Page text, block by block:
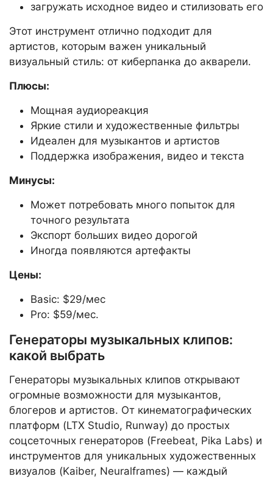
загружать исходное видео и стилизовать его
Этот инструмент отлично подходит для
артистов, которым важен уникальный
визуальный стиль: от киберпанка до акварели.
Плюсы:
Мощная аудиореакция
Яркие стили и художественные фильтры
Идеален для музыкантов и артистов
Поддержка изображения, видео и текста
Минусы:
Может потребовать много попыток для
точного результата
Экспорт больших видео дорогой
Иногда появляются артефакты
Цены:
Basic: $29/мес
Pro: $59/мес.
Генераторы музыкальных клипов:
какой выбрать
Генераторы музыкальных клипов открывают
огромные возможности для музыкантов,
блогеров и артистов. От кинематографических
платформ (LTX Studio, Runway) до простых
соцсеточных генераторов (Freebeat, Pika Labs) и
инструментов для уникальных художественных
визуалов (Kaiber, Neuralframes) — каждый